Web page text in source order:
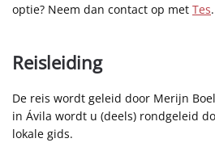
optie? Neem dan contact op met Tes.
Reisleiding
De reis wordt geleid door Merijn
in Ávila wordt u (deels) rondgeleid
lokale gids.